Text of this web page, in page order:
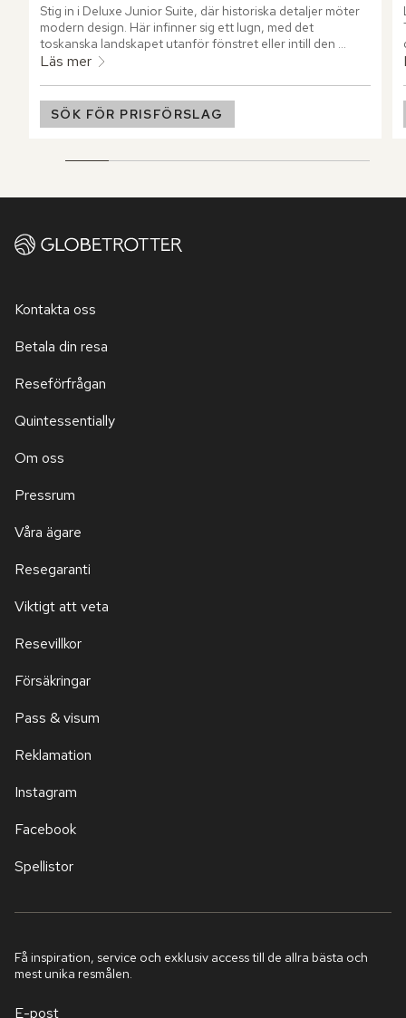
Stig in i Deluxe Junior Suite, där historiska detaljer möter
modern design. Här infinner sig ett lugn, med det
toskanska landskapet utanför fönstret eller intill den
privata terrassen.
Läs mer
SÖK FÖR PRISFÖRSLAG
Kontakta oss
Betala din resa
Reseförfrågan
Quintessentially
Om oss
Pressrum
Våra ägare
Resegaranti
Viktigt att veta
Resevillkor
Försäkringar
Pass & visum
Reklamation
Instagram
Facebook
Spellistor
Få inspiration, service och exklusiv access till de allra bästa och
mest unika resmålen.
E-post